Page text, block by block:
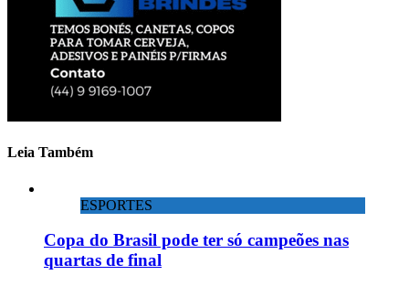
Leia Também
ESPORTES
Copa do Brasil pode ter só campeões nas
quartas de final